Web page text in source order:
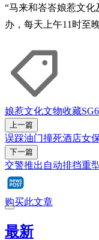
“马来和峇峇娘惹文化
办，每天上午11时至
娘惹文化文物收藏
上一篇
误踩油门撞死酒店女
下一篇
交警推出自动排挡重
购买此文章
最新